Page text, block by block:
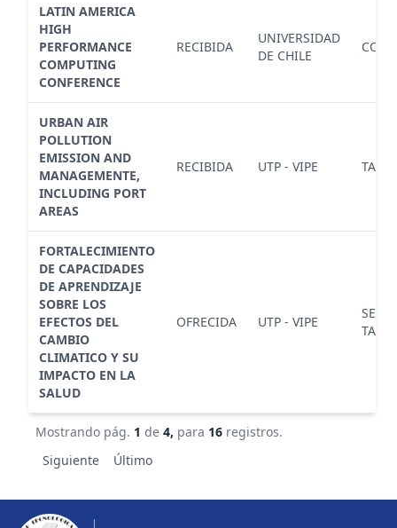
LATIN AMERICA
HIGH
PERFORMANCE
COMPUTING
CONFERENCE
RECIBIDA
UNIVERSIDAD
DE CHILE
URBAN AIR
POLLUTION
EMISSION AND
MANAGEMENTE,
INCLUDING PORT
AREAS
RECIBIDA UTP - VIPE
FORTALECIMIENTO
DE CAPACIDADES
DE APRENDIZAJE
SOBRE LOS
EFECTOS DEL
CAMBIO
CLIMATICO Y SU
IMPACTO EN LA
SALUD
OFRECIDA UTP - VIPE
Mostrando pág. 1 de 4, para 16 registros.
Siguiente
Último